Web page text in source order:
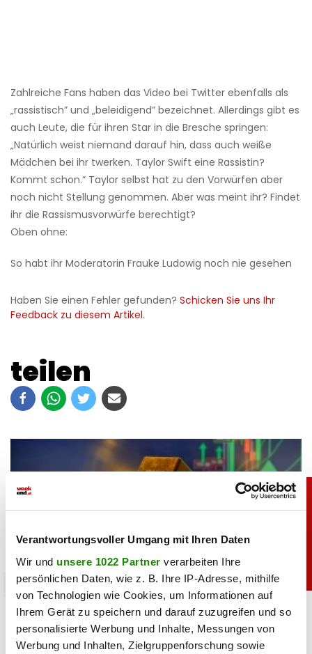
Verantwortungsvoller Umgang mit Ihren Daten
Wir und unsere 1022 Partner verarbeiten Ihre
persönlichen Daten, wie z. B. Ihre IP-Adresse, mithilfe
von Technologien wie Cookies, um Informationen auf
Ihrem Gerät zu speichern und darauf zuzugreifen und so
personalisierte Werbung und Inhalte, Messungen von
Werbung und Inhalten, Zielgruppenforschung sowie
Zahlreiche Fans haben das Video bei Twitter ebenfalls als
„rassistisch” und „beleidigend” bezeichnet. Allerdings gibt es
auch Leute, die für ihren Star in die Bresche springen:
„Natürlich weist niemand darauf hin, dass auch weiße
Mädchen bei ihr twerken. Taylor Swift eine Rassistin?
Kommt schon.” Taylor selbst hat zu den Vorwürfen aber
noch nicht Stellung genommen. Aber was meint ihr? Findet
ihr die Rassismusvorwürfe berechtigt?
Oben ohne:
So habt ihr Moderatorin Frauke Ludowig noch nie gesehen
Haben Sie einen Fehler gefunden? Schicken Sie uns Ihr
Feedback zu diesem Artikel.
teilen
chronik
Goldpreis zieht kräftig an: Das steckt dahinter
07.08.2026 UM 09:23,YUNUS EMRE KURT